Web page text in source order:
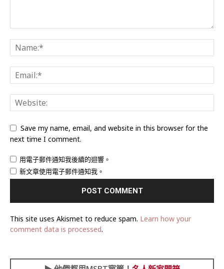
Save my name, email, and website in this browser for the
next time I comment.
用電子郵件通知我後續的迴響。
新文章使用電子郵件通知我。
This site uses Akismet to reduce spam. Learn how your
comment data is processed.